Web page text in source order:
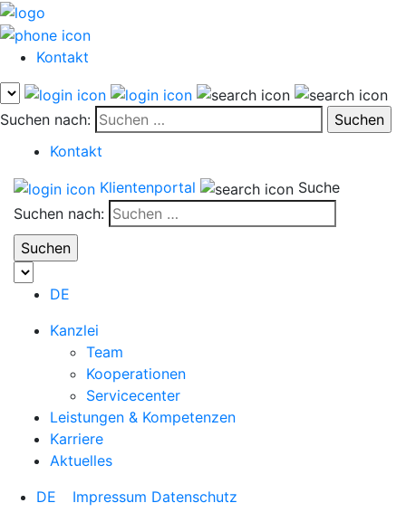
Kontakt
Suchen nach:
Kontakt
Klientenportal
Suche
Suchen nach:
DE
Kanzlei
Team
Kooperationen
Servicecenter
Leistungen & Kompetenzen
Karriere
Aktuelles
DE
Impressum Datenschutz